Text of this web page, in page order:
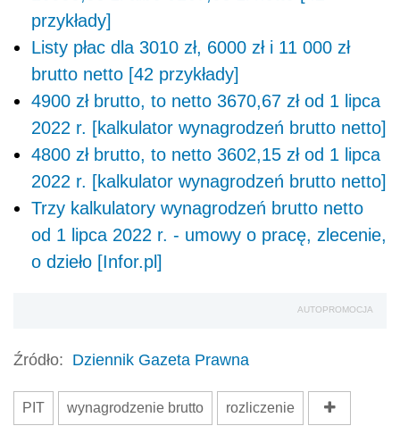
przykłady]
Listy płac dla 3010 zł, 6000 zł i 11 000 zł
brutto netto [42 przykłady]
4900 zł brutto, to netto 3670,67 zł od 1 lipca
2022 r. [kalkulator wynagrodzeń brutto netto]
4800 zł brutto, to netto 3602,15 zł od 1 lipca
2022 r. [kalkulator wynagrodzeń brutto netto]
Trzy kalkulatory wynagrodzeń brutto netto
od 1 lipca 2022 r. - umowy o pracę, zlecenie,
o dzieło [Infor.pl]
AUTOPROMOCJA
Źródło: Dziennik Gazeta Prawna
PIT wynagrodzenie brutto rozliczenie